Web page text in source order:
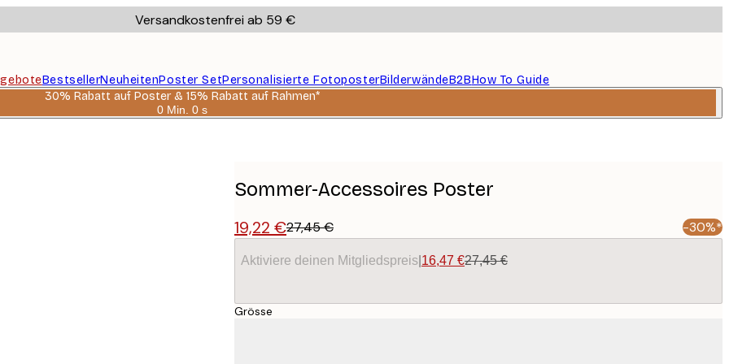
Versandkostenfrei ab 59 €
BestsellerNeuheitenPoster SetPersonalisierte FotoposterBilderwändeB2BHow To Guide
30% Rabatt auf Poster & 15% Rabatt auf Rahmen*
0 Min. 0 s
Gültig
Sommer-Accessoires Poster
19,22 €27,45 € -30%*
Aktiviere deinen Mitgliedspreis 16,47 €27,45 €
Grösse